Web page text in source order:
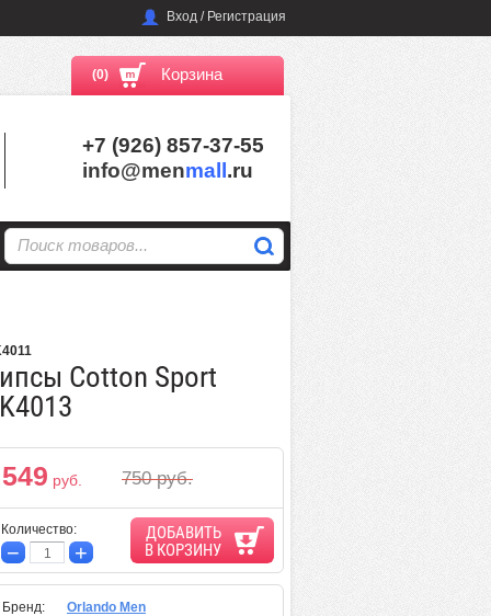
Вход / Регистрация
(0) Корзина
+7 (926) 857-37-55
info@menmall .ru
Cotton Sport
549 руб. 750руб.
Количество:
− +
ДОБАВИТЬ
В КОРЗИНУ
Бренд: Orlando Men